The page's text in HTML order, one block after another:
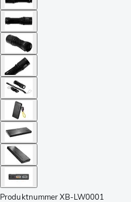
Produktnummer XB-LW0001